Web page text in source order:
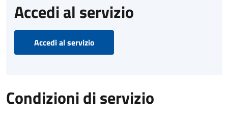
Accedi al servizio
Accedi al servizio
Condizioni di servizio